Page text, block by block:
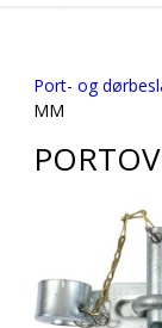
Port- og
MM